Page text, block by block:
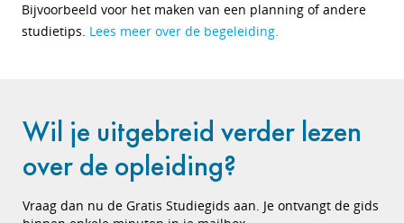
Bijvoorbeeld voor het maken van een planning of andere
studietips. Lees meer over de begeleiding.
Wil je uitgebreid verder lezen
over de opleiding?
Vraag dan nu de Gratis Studiegids aan. Je ontvangt de gids